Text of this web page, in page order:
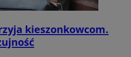
kieszonkowcom.